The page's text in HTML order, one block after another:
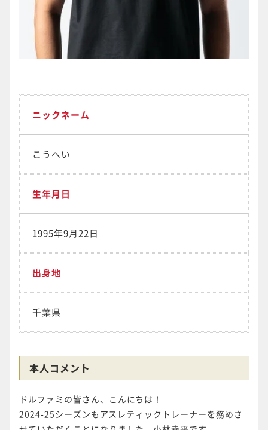
ニックネーム
こうへい
生年月日
1995年9月22日
出身地
千葉県
本人コメント
ドルファミの皆さん、こんにちは！
2024-25シーズンもアスレティックトレーナーを務めさ